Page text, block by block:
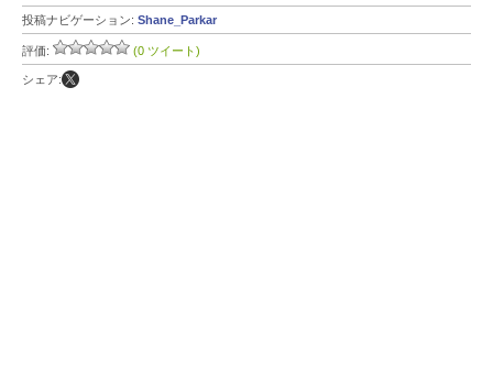
投稿ナビゲーション: Shane_Parkar
評価: (0 ツイート)
シェア: